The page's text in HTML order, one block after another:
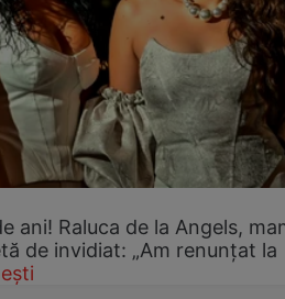
ani! Raluca de la Angels,
de invidiat: „Am renunțat la